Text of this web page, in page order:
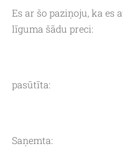
Es ar šo paziņoju, ka es
līguma šādu preci:
pasūtīta:
Saņemta: